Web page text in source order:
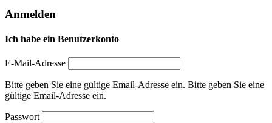
Anmelden
Ich habe ein Benutzerkonto
E-Mail-Adresse
Bitte geben Sie eine gültige Email-Adresse ein. Bitte geben Sie eine
gültige Email-Adresse ein.
Passwort